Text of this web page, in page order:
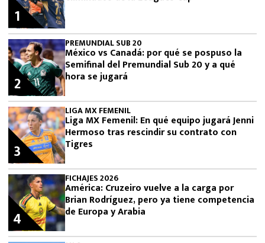
1
PREMUNDIAL SUB 20
México vs Canadá: por qué se pospuso la
Semifinal del Premundial Sub 20 y a qué
hora se jugará
2
LIGA MX FEMENIL
Liga MX Femenil: En qué equipo jugará Jenni
Hermoso tras rescindir su contrato con
Tigres
3
FICHAJES 2026
América: Cruzeiro vuelve a la carga por
Brian Rodríguez, pero ya tiene competencia
de Europa y Arabia
4